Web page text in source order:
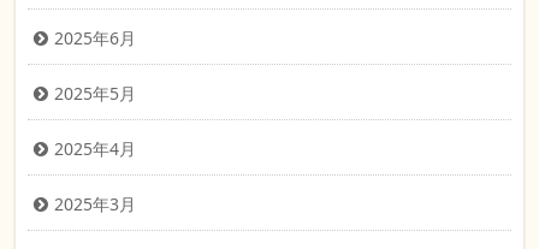
2025年6月
2025年5月
2025年4月
2025年3月